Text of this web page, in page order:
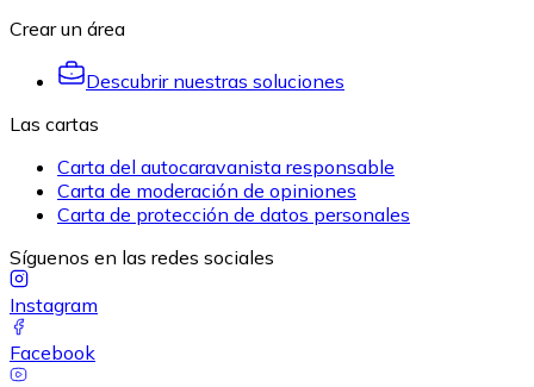
Crear un área
Descubrir nuestras soluciones
Las cartas
Carta del autocaravanista responsable
Carta de moderación de opiniones
Carta de protección de datos personales
Síguenos en las redes sociales
Instagram
Facebook